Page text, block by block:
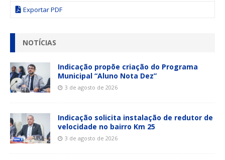
Exportar PDF
NOTÍCIAS
Indicação propõe criação do Programa
Municipal “Aluno Nota Dez”
3 de agosto de 2026
Indicação solicita instalação de redutor de
velocidade no bairro Km 25
3 de agosto de 2026